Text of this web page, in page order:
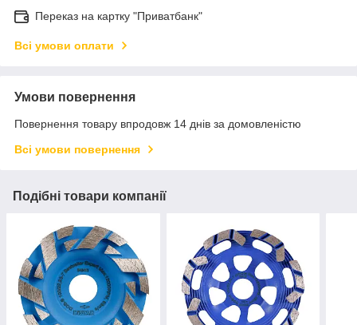
Переказ на картку "Приватбанк"
Всі умови оплати
Умови повернення
Повернення товару впродовж 14 днів за домовленістю
Всі умови повернення
Подібні товари компанії